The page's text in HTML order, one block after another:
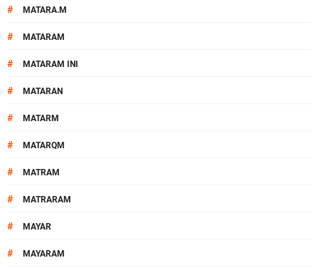
# MATARA.M
# MATARAM
# MATARAM INI
# MATARAN
# MATARM
# MATARQM
# MATRAM
# MATRARAM
# MAYAR
# MAYARAM